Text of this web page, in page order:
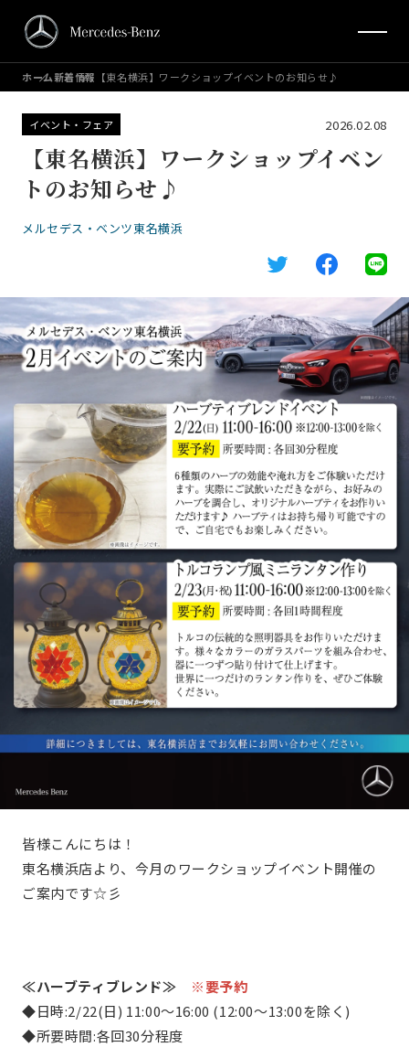
ホーム新着情報 【東名横浜】ワークショップイベントのお知らせ♪
イベント・フェア 2026.02.08
【東名横浜】ワークショップイベン
トのお知らせ♪
メルセデス・ベンツ東名横浜
皆様こんにちは！
東名横浜店より、今月のワークショップイベント開催の
ご案内です☆彡
≪ハーブティブレンド≫
※要予約
◆日時:2/22(日) 11:00～16:00 (12:00～13:00を除く)
◆所要時間:各回30分程度